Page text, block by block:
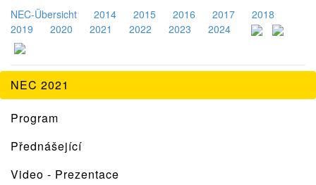
NEC-Übersicht 2014 2015 2016 2017
2018
2019
2020 2021 2022 2023 2024
NEC 2021
Program
Přednášející
Video - Prezentace